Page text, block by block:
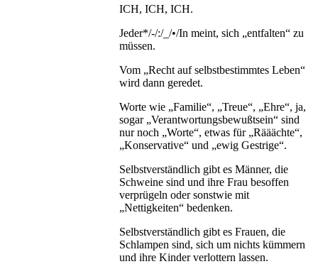
ICH, ICH, ICH.
Jeder*/-/:/_/•/In meint, sich „entfalten“ zu
müssen.
Vom „Recht auf selbstbestimmtes Leben“
wird dann geredet.
Worte wie „Familie“, „Treue“, „Ehre“, ja,
sogar „Verantwortungsbewußtsein“ sind
nur noch „Worte“, etwas für „Rääächte“,
„Konservative“ und „ewig Gestrige“.
Selbstverständlich gibt es Männer, die
Schweine sind und ihre Frau besoffen
verprügeln oder sonstwie mit
„Nettigkeiten“ bedenken.
Selbstverständlich gibt es Frauen, die
Schlampen sind, sich um nichts kümmern
und ihre Kinder verlottern lassen.